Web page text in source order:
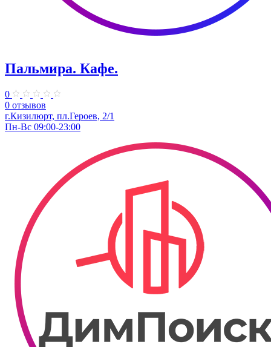
Пальмира. Кафе.
0
0 отзывов
г.Кизилюрт, пл.Героев, 2/1
Пн-Вс 09:00-23:00